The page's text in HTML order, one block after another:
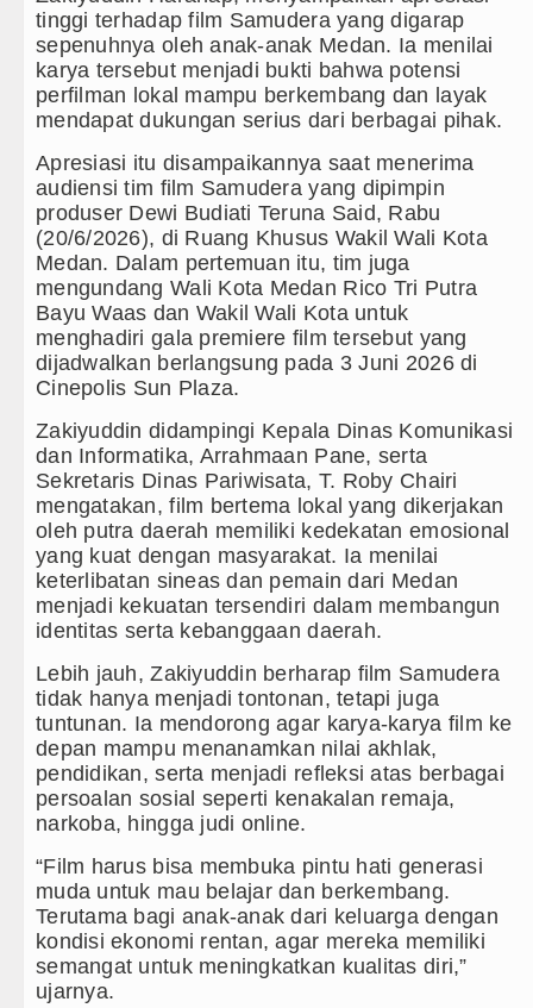
Bermain Imbang dengan Inter Milan Derby Laga
vs Aston Villa Laga Persahabatan 7 Agustus
Ikut Gubsu Bobby Nasution Berkantor di Nias
dan Q Sebagai Orientasi Seksual Hanya Ada di
Lilawangsa Brigjen TNI Ali Imran Sebut TNI Terus
Pasien Kanker Paru di Indonesia
Lurah AUR, Tegaskan Tak Toleransi
HIV/AIDS di Jawa Barat Sebagai Gay Salah
Real Betis pada Laga Persahabatan di
Ditekuk Juventus pada Laga Persahabatan di
Bermain Imbang dengan Inter Milan Derby Laga
vs Aston Villa Laga Persahabatan 7 Agustus
Ikut Gubsu Bobby Nasution Berkantor di Nias
dan Q Sebagai Orientasi Seksual Hanya Ada di
Lilawangsa Brigjen TNI Ali Imran Sebut TNI Terus
tinggi terhadap film Samudera yang digarap
sepenuhnya oleh anak-anak Medan. Ia menilai
karya tersebut menjadi bukti bahwa potensi
perfilman lokal mampu berkembang dan layak
mendapat dukungan serius dari berbagai pihak.
Apresiasi itu disampaikannya saat menerima
audiensi tim film Samudera yang dipimpin
produser Dewi Budiati Teruna Said, Rabu
(20/6/2026), di Ruang Khusus Wakil Wali Kota
Medan. Dalam pertemuan itu, tim juga
mengundang Wali Kota Medan Rico Tri Putra
Bayu Waas dan Wakil Wali Kota untuk
menghadiri gala premiere film tersebut yang
dijadwalkan berlangsung pada 3 Juni 2026 di
Cinepolis Sun Plaza.
Zakiyuddin didampingi Kepala Dinas Komunikasi
dan Informatika, Arrahmaan Pane, serta
Sekretaris Dinas Pariwisata, T. Roby Chairi
mengatakan, film bertema lokal yang dikerjakan
oleh putra daerah memiliki kedekatan emosional
yang kuat dengan masyarakat. Ia menilai
keterlibatan sineas dan pemain dari Medan
menjadi kekuatan tersendiri dalam membangun
identitas serta kebanggaan daerah.
Lebih jauh, Zakiyuddin berharap film Samudera
tidak hanya menjadi tontonan, tetapi juga
tuntunan. Ia mendorong agar karya-karya film ke
depan mampu menanamkan nilai akhlak,
pendidikan, serta menjadi refleksi atas berbagai
persoalan sosial seperti kenakalan remaja,
narkoba, hingga judi online.
“Film harus bisa membuka pintu hati generasi
muda untuk mau belajar dan berkembang.
Terutama bagi anak-anak dari keluarga dengan
kondisi ekonomi rentan, agar mereka memiliki
semangat untuk meningkatkan kualitas diri,”
ujarnya.